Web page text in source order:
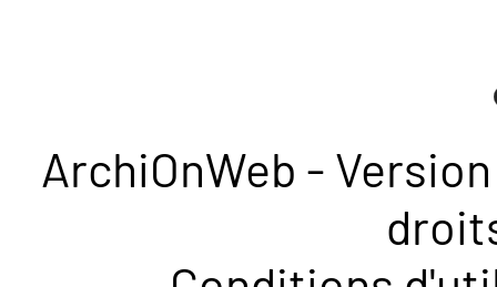
ArchiOnWeb -